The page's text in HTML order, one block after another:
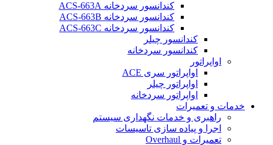
کندانسور سردخانه ACS-663A
کندانسور سردخانه ACS-663B
کندانسور سردخانه ACS-663C
کندانسور چیلر
کندانسور سردخانه
اواپراتور
اواپراتور سری ACE
اواپراتور چیلر
اواپراتور سردخانه
خدمات و تعمیرات
راهبری و خدمات نگهداری سیستم
اجرا و پیاده سازی تاسیسات
تعمیرات و Overhaul